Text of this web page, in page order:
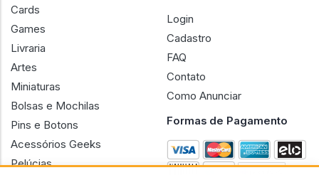
Cards
Games
Livraria
Artes
Miniaturas
Bolsas e Mochilas
Pins e Botons
Acessórios Geeks
Pelúcias
Login
Cadastro
FAQ
Contato
Como Anunciar
Formas de Pagamento